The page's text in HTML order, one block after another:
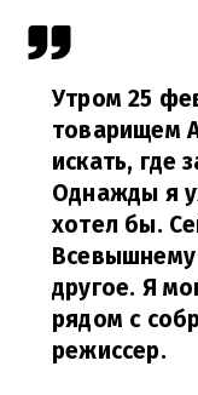
Утром 25
товарищем
искать, где
Однажды я
хотел бы.
Всевышнему
другое. Я
рядом с
режиссер.